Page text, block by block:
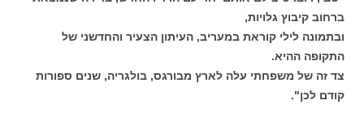
ברחוב קיבוץ גלויות,
ובתמונה לילי קוראת במעריב, העיתון הצעיר והחדשני של
התקופה ההיא.
צד זה של משפחתי עלה לארץ מבורגס, בולגריה, שנים ספורות
קודם לכן".